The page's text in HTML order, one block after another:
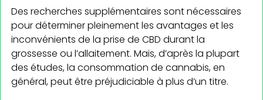
Des recherches supplémentaires sont nécessaires
pour déterminer pleinement les avantages et les
inconvénients de la prise de CBD durant la
grossesse ou l’allaitement. Mais, d’après la plupart
des études, la consommation de cannabis, en
général, peut être préjudiciable à plus d’un titre.